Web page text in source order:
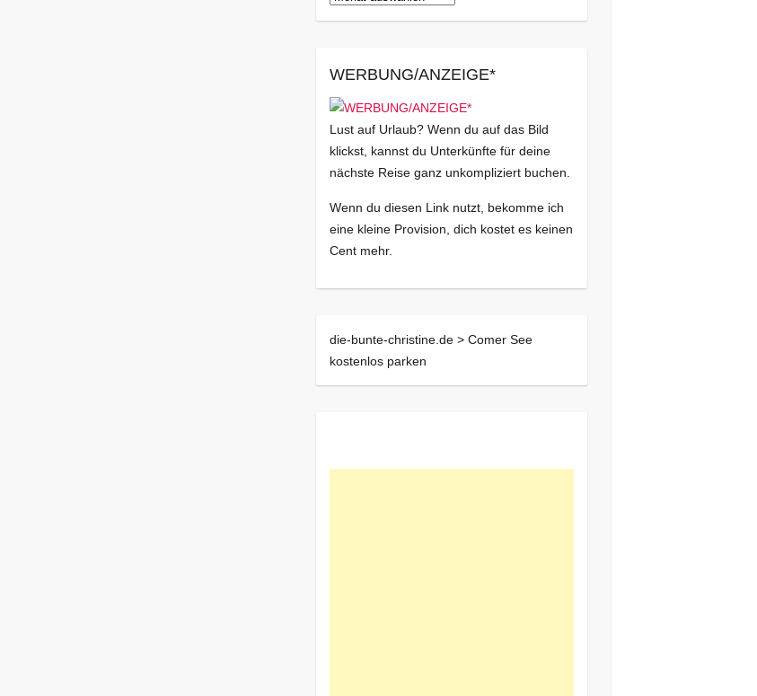
WERBUNG/ANZEIGE*
Lust auf Urlaub? Wenn du auf das Bild
klickst, kannst du Unterkünfte für deine
nächste Reise ganz unkompliziert buchen.
Wenn du diesen Link nutzt, bekomme ich
eine kleine Provision, dich kostet es keinen
Cent mehr.
die-bunte-christine.de > Comer See
kostenlos parken